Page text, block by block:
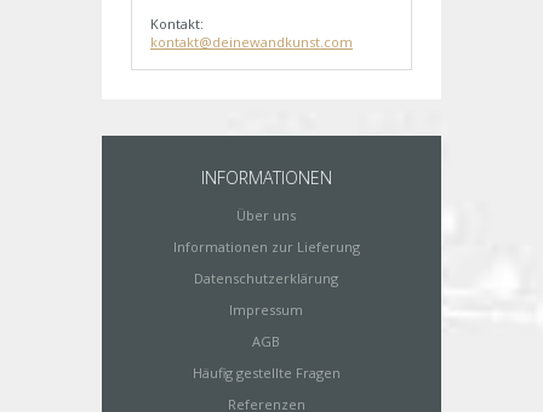
Kontakt:
kontakt@deinewandkunst.com
INFORMATIONEN
Über uns
Informationen zur Lieferung
Datenschutzerklärung
Impressum
AGB
Häufig gestellte Fragen
Referenzen